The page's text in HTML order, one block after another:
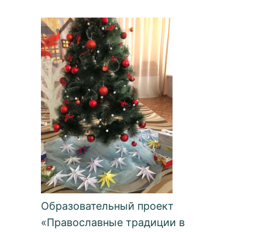
Образовательный проект
«Православные традиции в